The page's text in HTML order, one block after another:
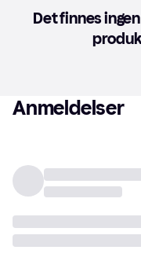
Det finnes
Anmeldelser